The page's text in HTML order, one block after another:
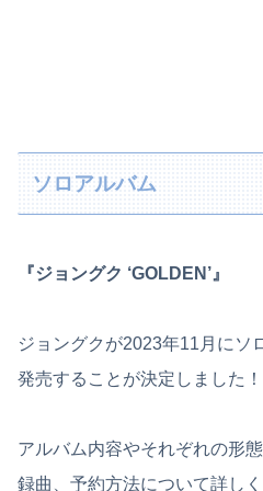
ソロアルバム
『ジョングク ‘GOLDEN’』
ジョングクが2023年11月にソ
発売することが決定しました！
アルバム内容やそれぞれの形
録曲、予約方法について詳し